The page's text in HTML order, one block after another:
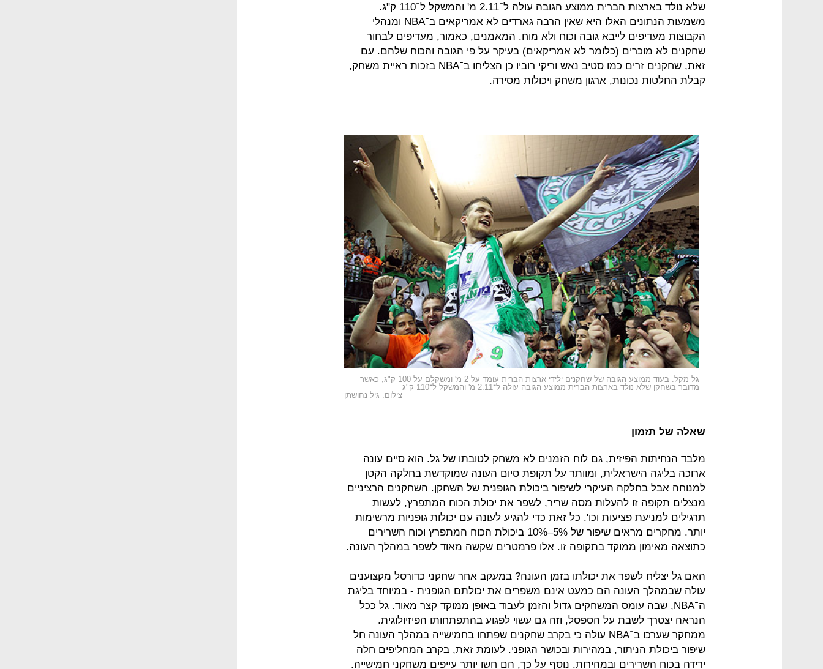
שלא נולד בארצות הברית ממוצע הגובה עולה ל־2.11 מ' והמשקל ל־110 ק"ג.
משמעות הנתונים האלו היא שאין הרבה גארדים לא אמריקאים ב־NBA ומנהלי
הקבוצות מעדיפים לייבא גובה וכוח ולא מוח. המאמנים, כאמור, מעדיפים לבחור
שחקנים לא מוכרים (כלומר לא אמריקאים) בעיקר על פי הגובה והכוח שלהם. עם
זאת, שחקנים זרים כמו סטיב נאש וריקי רוביו כן הצליחו ב־NBA בזכות ראיית משחק,
קבלת החלטות נכונות, ארגון משחק ויכולות מסירה.
גל מקל. בעוד ממוצע הגובה של שחקנים ילידי ארצות הברית עומד על 2 מ' ומשקלם על 100 ק"ג, כאשר
מדובר בשחקן שלא נולד בארצות הברית ממוצע הגובה עולה ל־2.11 מ' והמשקל ל־110 ק"ג
צילום: גיל נחושתן
שאלה של תזמון
מלבד הנחיתות הפיזית, גם לוח הזמנים לא משחק לטובתו של גל. הוא סיים עונה
ארוכה בליגה הישראלית, ומוותר על תקופת סיום העונה שמוקדשת בחלקה הקטן
למנוחה אבל בחלקה העיקרי לשיפור ביכולת הגופנית של השחקן. השחקנים הרציניים
מנצלים תקופה זו להעלות מסה שריר, לשפר את יכולת הכוח המתפרץ, לעשות
תרגילים למניעת פציעות וכו'. כל זאת כדי להגיע לעונה עם יכולות גופניות מרשימות
יותר. מחקרים מראים שיפור של 5%–10% ביכולת הכוח המתפרץ וכוח השרירים
כתוצאה מאימון ממוקד בתקופה זו. אלו פרמטרים שקשה מאוד לשפר במהלך העונה.
האם גל יצליח לשפר את יכולתו בזמן העונה? במעקב אחר שחקני כדורסל מקצוענים
עולה שבמהלך העונה הם כמעט אינם משפרים את יכולתם הגופנית - במיוחד בליגת
ה־NBA, שבה עומס המשחקים גדול והזמן לעבוד באופן ממוקד קצר מאוד. גל ככל
הנראה יצטרך לשבת על הספסל, וזה גם עשוי לפגוע בהתפתחותו הפיזיולוגית.
ממחקר שערכו ב־NBA עולה כי בקרב שחקנים שפתחו בחמישייה במהלך העונה חל
שיפור ביכולת הניתור, במהירות ובכושר הגופני. לעומת זאת, בקרב המחליפים חלה
ירידה בכוח השרירים ובמהירות. נוסף על כך, הם חשו יותר עייפים משחקני חמישייה.